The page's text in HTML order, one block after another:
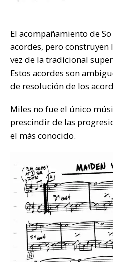
El acompañamiento de
acordes, pero construyen
vez de la tradicional
Estos acordes son
de resolución de los
Miles no fue el único
prescindir de las
el más conocido.